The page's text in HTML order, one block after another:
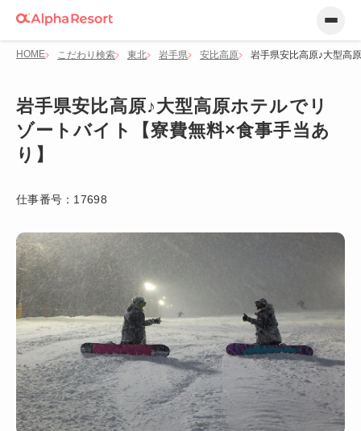
HOME こだわり検索 東北 岩手県 安比高原 岩手県安比高原♪大型高
岩手県安比高原♪大型高原ホテルでリ
ゾートバイト【寮費無料×食事手当あ
り】
仕事番号： 17698